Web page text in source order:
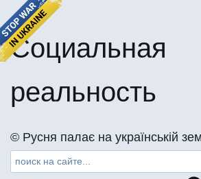
Социальная
реальность
©️ Русня палає на українській